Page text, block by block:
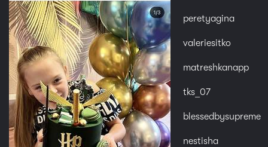
peretyagina
valeriesitko
matreshkanapp
tks_07
blessedbysupreme
nestisha